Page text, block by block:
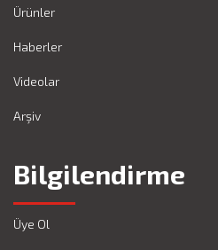
Ürünler
Haberler
Videolar
Arşiv
Bilgilendirme
Üye Ol